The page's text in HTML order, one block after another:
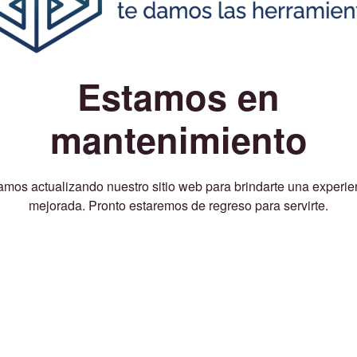
Estamos en
mantenimiento
actualizando nuestro sitio web para brindarte una
mejorada. Pronto estaremos de regreso para servirte.